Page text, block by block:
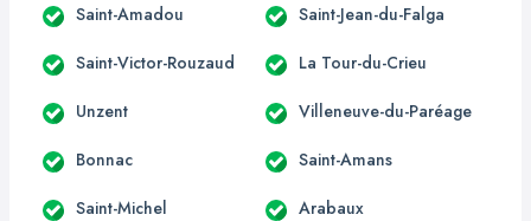
Saint-Amadou Saint-Jean-du-Falga
Saint-Victor-Rouzaud La Tour-du-Crieu
Unzent Villeneuve-du-Paréage
Bonnac Saint-Amans
Saint-Michel Arabaux